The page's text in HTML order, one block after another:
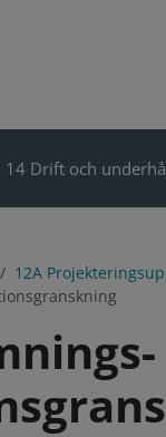
14 Drift och
12A